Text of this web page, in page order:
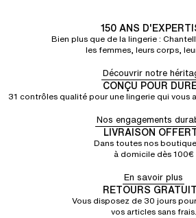
150 ANS
Bien plus que de la lingerie :
les femmes, leurs corps,
Découvrir notre
CONÇU POUR
31 contrôles qualité pour une lingerie qui vous
Nos engagements
LIVRAISON
Dans toutes nos
à domicile dès 100€
En savoir plus
RETOURS
Vous disposez de 30 jours
vos articles sans frais.